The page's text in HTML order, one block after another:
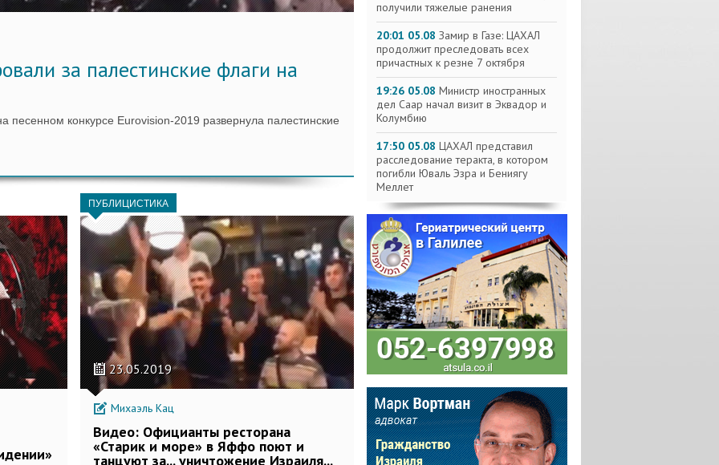
за палестинские флаги на
песенном конкурсе Eurovision-2019 развернула палестинские
ПУБЛИЦИСТИКА
23.05.2019
Михаэль Кац
Видео: Официанты ресторана
«Старик и море» в Яффо поют и
танцуют за... уничтожение Израиля...
получили тяжелые ранения
20:01 05.08 Замир в Газе: ЦАХАЛ
продолжит преследовать всех
причастных к резне 7 октября
19:26 05.08 Министр иностранных
дел Саар начал визит в Эквадор и
Колумбию
17:50 05.08 ЦАХАЛ представил
расследование теракта, в котором
погибли Юваль Эзра и Бениягу
Меллет